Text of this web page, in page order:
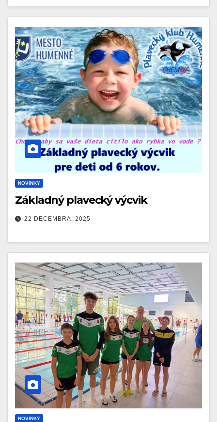
NOVINKY
Základný plavecký výcvik
22 DECEMBRA, 2025
NOVINKY